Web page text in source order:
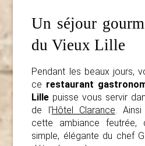
Un séjour
du Vieux Lille
Pendant les beaux jours,
ce restaurant
Lille puisse vous servir
de l'Hôtel Clarance .
cette ambiance feutrée,
simple, élégante du chef